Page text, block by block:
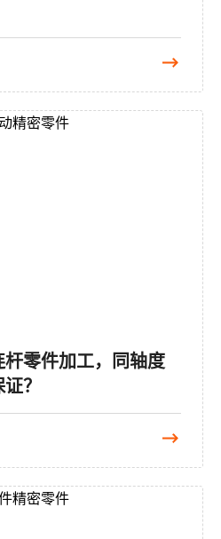
零件加工，同轴度
？